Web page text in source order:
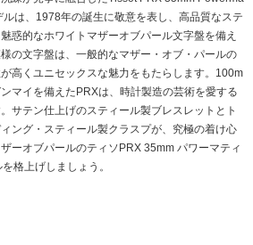
は、1978年の誕生に敬意を表し、高品質なステ
惑的なホワイトマザーオブパール文字盤を備え
の文字盤は、一般的なマザー・オブ・パールの
高くユニセックスな魅力をもたらします。100m
マイを備えたPRXは、時計製造の芸術を愛する
サテン仕上げのスティール製ブレスレットとト
ング・スティール製クラスプが、究極の着け心
ーオブパールのティソPRX 35mm パワーマティ
格上げしましょう。